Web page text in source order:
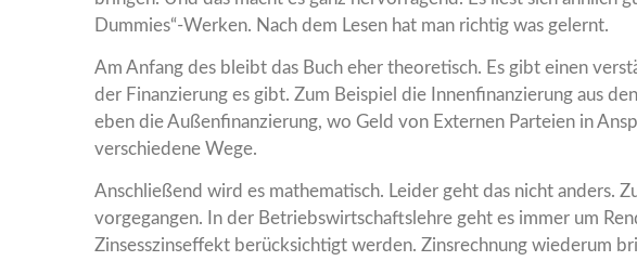
Dummies“-Werken. Nach dem Lesen hat man richtig was gelernt.
Am Anfang des bleibt das Buch eher theoretisch. Es gibt einen
der Finanzierung es gibt. Zum Beispiel die Innenfinanzierung aus
eben die Außenfinanzierung, wo Geld von Externen Parteien in
verschiedene Wege.
Anschließend wird es mathematisch. Leider geht das nicht anders.
vorgegangen. In der Betriebswirtschaftslehre geht es immer um
Zinsesszinseffekt berücksichtigt werden. Zinsrechnung wiederum